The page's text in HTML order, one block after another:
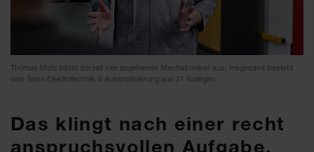
Thomas Metz bildet derzeit vier angehende Mechatroniker aus. Insgesamt besteht
sein Team Elektrotechnik & Automatisierung aus 21 Kollegen.
Das klingt nach einer recht
anspruchsvollen Aufgabe,